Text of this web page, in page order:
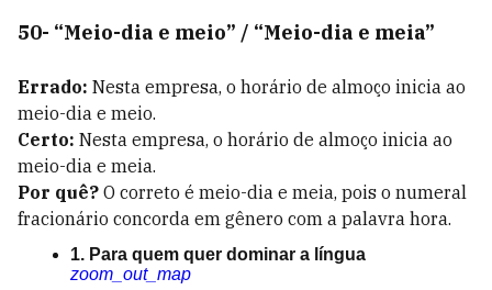
50- “Meio-dia e meio” / “Meio-dia e meia”
Errado: Nesta empresa, o horário de almoço inicia ao
meio-dia e meio.
Certo: Nesta empresa, o horário de almoço inicia ao
meio-dia e meia.
Por quê? O correto é meio-dia e meia, pois o numeral
fracionário concorda em gênero com a palavra hora.
1. Para quem quer dominar a língua
zoom_out_map